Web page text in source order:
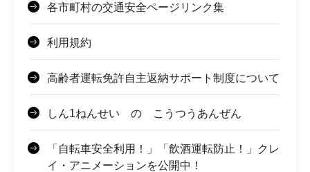
各市町村の交通安全ページリンク集
利用規約
高齢者運転免許自主返納サポート制度について
しん1ねんせい の こうつうあんぜん
「自転車安全利用！」「飲酒運転防止！」クレ
イ・アニメーションを公開中！